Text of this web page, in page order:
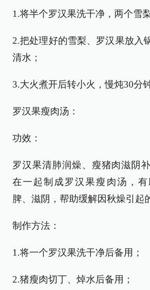
1.将半个罗汉果洗干净，两个雪
2.把处理好的雪梨、罗汉果放入
清水；
3.大火煮开后转小火，慢炖30分钟
罗汉果瘦肉汤：
功效：
罗汉果清肺润燥、瘦猪肉滋阴
在一起制成罗汉果瘦肉汤，
脾、滋阴，帮助缓解因秋燥引起
制作方法：
1.将一个罗汉果洗干净后备用；
2.猪瘦肉切丁、焯水后备用；